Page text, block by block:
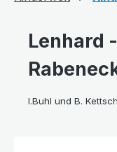
Lenhard
I.Buhl und B.